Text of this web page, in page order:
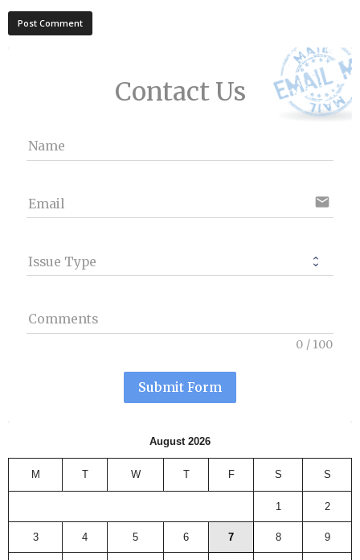
Contact Us
Name
Email email
Issue Type
Comments
0 / 100
Submit Form
August 2026
M T W T F S S
1 2
3 4 5 6 7 8 9